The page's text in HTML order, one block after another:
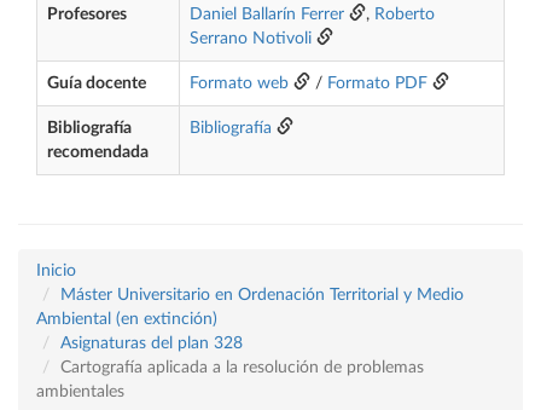
Profesores Daniel Ballarín Ferrer , Roberto
Serrano Notivoli
Guía docente Formato web / Formato PDF
Bibliografía
recomendada
Bibliografía
Inicio
Máster Universitario en Ordenación Territorial y Medio
Ambiental (en extinción)
Asignaturas del plan 328
Cartografía aplicada a la resolución de problemas
ambientales